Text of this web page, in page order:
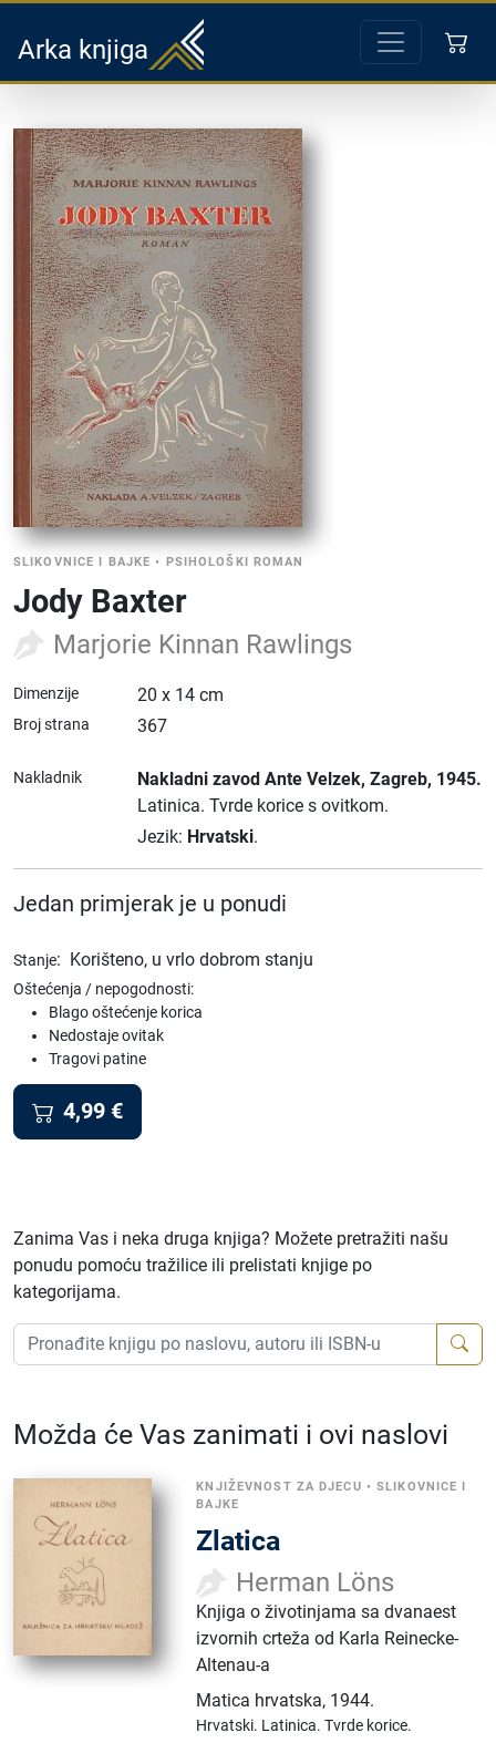
Arka knjiga
SLIKOVNICE I BAJKE • PSIHOLOŠKI ROMAN
Jody Baxter
Marjorie Kinnan Rawlings
Dimenzije 20 x 14 cm
Broj strana 367
Nakladnik Nakladni zavod Ante Velzek, Zagreb, 1945.
Latinica. Tvrde korice s ovitkom.
Jezik: Hrvatski.
Jedan primjerak je u ponudi
Stanje: Korišteno, u vrlo dobrom stanju
Oštećenja / nepogodnosti:
Blago oštećenje korica
Nedostaje ovitak
Tragovi patine
4,99 €
Zanima Vas i neka druga knjiga? Možete pretražiti našu
ponudu pomoću tražilice ili prelistati knjige po
kategorijama.
Možda će Vas zanimati i ovi naslovi
KNJIŽEVNOST ZA DJECU •SLIKOVNICE I
BAJKE
Zlatica
Herman Löns
Knjiga o životinjama sa dvanaest
izvornih crteža od Karla Reinecke-
Altenau-a
Matica hrvatska, 1944.
Hrvatski. Latinica.Tvrde korice.